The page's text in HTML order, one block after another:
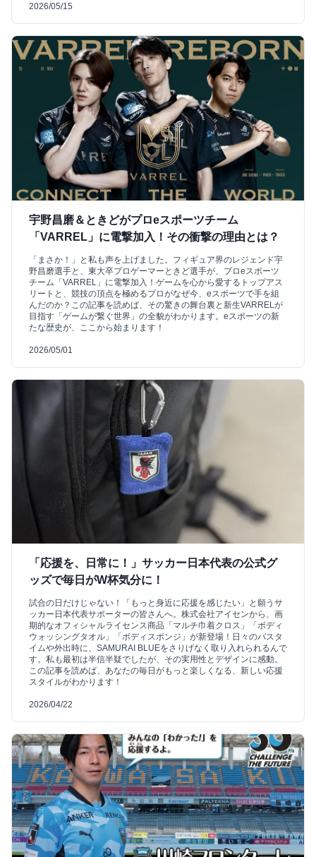
2026/05/15
宇野昌磨＆ときどがプロeスポーツチーム
「VARREL」に電撃加入！その衝撃の理由とは？
「まさか！」と私も声を上げました。フィギュア界のレジェンド宇
野昌磨選手と、東大卒プロゲーマーときど選手が、プロeスポーツ
チーム「VARREL」に電撃加入！ゲームを心から愛するトップアス
リートと、競技の頂点を極めるプロがなぜ今、eスポーツで手を組
んだのか？この記事を読めば、その驚きの舞台裏と新生VARRELが
目指す「ゲームが繋ぐ世界」の全貌がわかります。eスポーツの新
たな歴史が、ここから始まります！
2026/05/01
「応援を、日常に！」サッカー日本代表の公式グ
ッズで毎日がW杯気分に！
試合の日だけじゃない！「もっと身近に応援を感じたい」と願うサ
ッカー日本代表サポーターの皆さんへ。株式会社アイセンから、画
期的なオフィシャルライセンス商品「マルチ巾着クロス」「ボディ
ウォッシングタオル」「ボディスポンジ」が新登場！日々のバスタ
イムや外出時に、SAMURAI BLUEをさりげなく取り入れられるんで
す。私も最初は半信半疑でしたが、その実用性とデザインに感動。
この記事を読めば、あなたの毎日がもっと楽しくなる、新しい応援
スタイルがわかります！
2026/04/22